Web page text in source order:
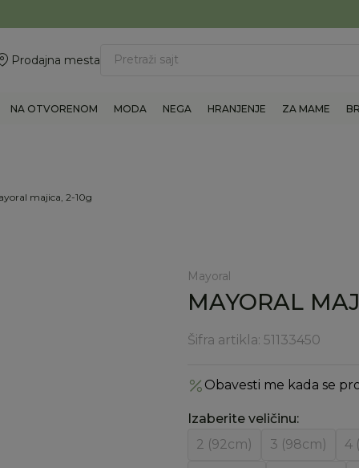
011/6960777
Prodajna mesta Pretraži sajt
NA OTVORENOM MODA NEGA HRANJENJE ZA MAME
majica, 2-10g
Mayoral
MAYORAL
Šifra artikla: 51133450
Obavesti me kada se
Izaberite veličinu:
2 (92cm)
3 (98cm) 4